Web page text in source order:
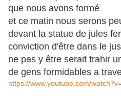
que nous avons formé
et ce matin nous serons
devant la statue de jules
conviction d'être dans le
ne pas y être serait trahir
de gens formidables a
https://www.youtube.com/